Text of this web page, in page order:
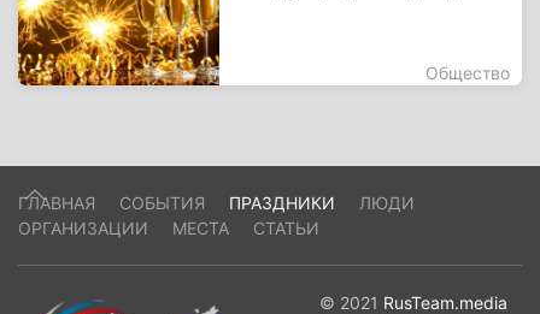
Общество
ГЛАВНАЯ СОБЫТИЯ ПРАЗДНИКИ
ЛЮДИ
ОРГАНИЗАЦИИ
МЕСТА СТАТЬИ
© 2021 RusTeam.media